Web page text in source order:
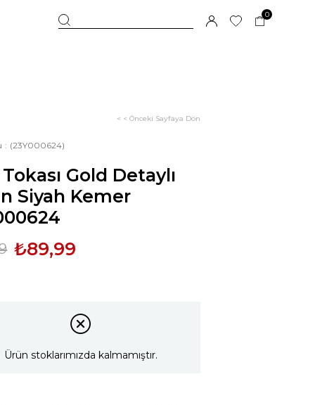
0
< < Önceki Sayfaya Dön
(23Y000624)
Gold Detaylı
Siyah Kemer
₺89,99
Ürün stoklarımızda kalmamıştır.